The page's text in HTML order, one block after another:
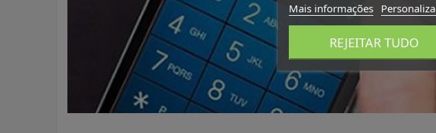
Mais informações
REJEITAR TUDO